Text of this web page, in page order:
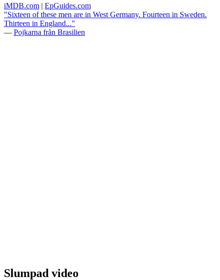
iMDB.com | EpGuides.com
"Sixteen of these men are in West Germany. Fourteen in Sweden.
Thirteen in England..."
— Pojkarna från Brasilien
Slumpad video